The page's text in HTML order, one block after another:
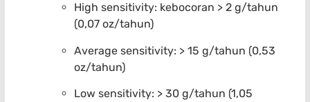
High sensitivity: kebocoran > 2 g/tahun
(0,07 oz/tahun)
Average sensitivity: > 15 g/tahun (0,53
oz/tahun)
Low sensitivity: > 30 g/tahun (1,05